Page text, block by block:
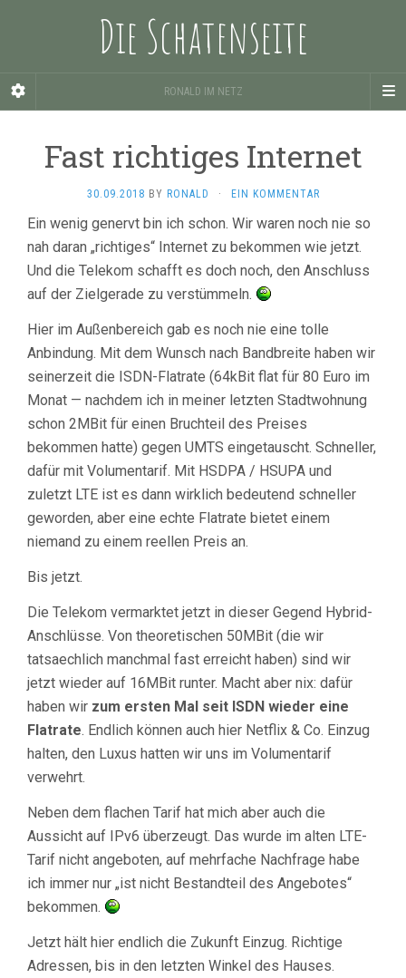
Die Schatenseite
RONALD IM NETZ
Fast richtiges Internet
30.09.2018 BY RONALD · EIN KOMMENTAR
Ein wenig genervt bin ich schon. Wir waren noch nie so
nah daran „richtiges“ Internet zu bekommen wie jetzt.
Und die Telekom schafft es doch noch, den Anschluss
auf der Zielgerade zu verstümmeln.
Hier im Außenbereich gab es noch nie eine tolle
Anbindung. Mit dem Wunsch nach Bandbreite haben wir
seinerzeit die ISDN-Flatrate (64kBit flat für 80 Euro im
Monat — nachdem ich in meiner letzten Stadtwohnung
schon 2MBit für einen Bruchteil des Preises
bekommen hatte) gegen UMTS eingetauscht. Schneller,
dafür mit Volumentarif. Mit HSDPA / HSUPA und
zuletzt LTE ist es dann wirklich bedeutend schneller
geworden, aber eine echte Flatrate bietet einem
niemand zu einem reellen Preis an.
Bis jetzt.
Die Telekom vermarktet jetzt in dieser Gegend Hybrid-
Anschlüsse. Von theoretischen 50MBit (die wir
tatsaechlich manchmal fast erreicht haben) sind wir
jetzt wieder auf 16MBit runter. Macht aber nix: dafür
haben wir zum ersten Mal seit ISDN wieder eine
Flatrate. Endlich können auch hier Netflix & Co. Einzug
halten, den Luxus hatten wir uns im Volumentarif
verwehrt.
Neben dem flachen Tarif hat mich aber auch die
Aussicht auf IPv6 überzeugt. Das wurde im alten LTE-
Tarif nicht angeboten, auf mehrfache Nachfrage habe
ich immer nur „ist nicht Bestandteil des Angebotes“
bekommen.
Jetzt hält hier endlich die Zukunft Einzug. Richtige
Adressen, bis in den letzten Winkel des Hauses.